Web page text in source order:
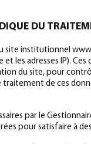
DU
institutionnel
les adresses IP).
du site, pour
de ces
par le
pour satisfaire à